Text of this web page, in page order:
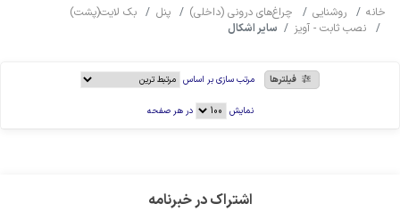
خانه روشنایی چراغ‌های درونی (داخلی) پنل
بک لایت(پشت)
نصب ثابت - آویز
سایر اشکال
فیلترها مرتب سازی بر اساس
نمایش در هر صفحه
اشتراک در خبرنامه